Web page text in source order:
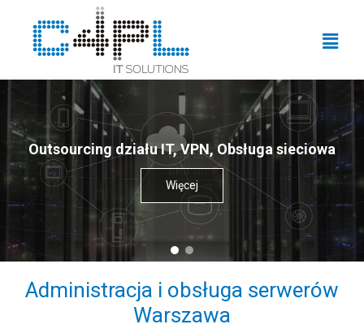
Outsourcing działu IT, VPN, Obsługa sieciowa
Więcej
Administracja i obsługa serwerów
Warszawa